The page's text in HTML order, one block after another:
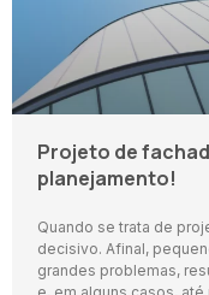
Projeto de
planejamento!
Quando se trata de
decisivo. Afinal,
grandes problemas,